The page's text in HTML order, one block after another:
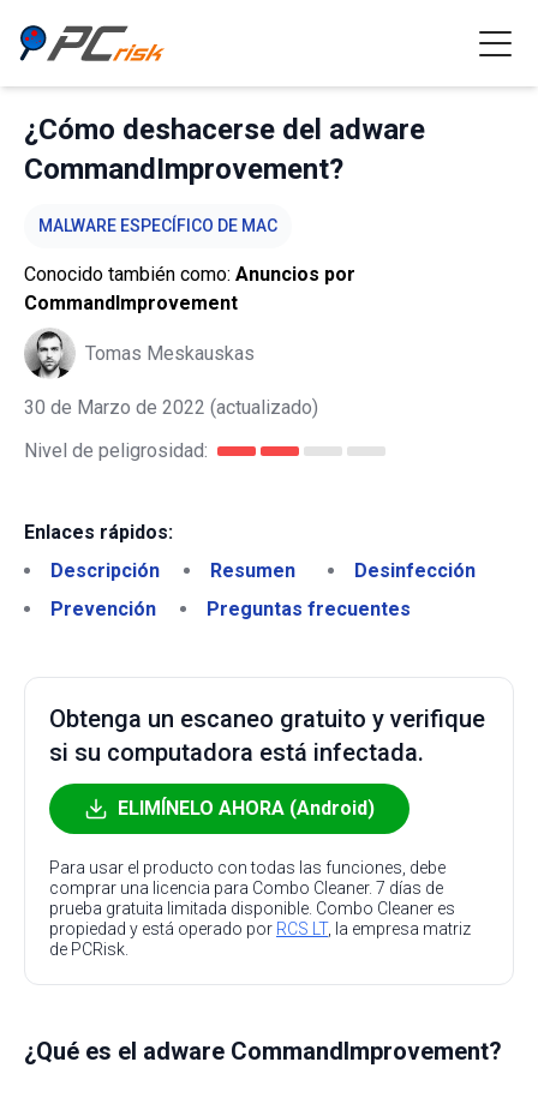
¿Cómo deshacerse del adware
CommandImprovement?
MALWARE ESPECÍFICO DE MAC
Conocido también como: Anuncios por
CommandImprovement
Tomas Meskauskas
30 de Marzo de 2022 (actualizado)
Nivel de peligrosidad:
Enlaces rápidos:
Descripción
Resumen
Desinfección
Prevención
Preguntas frecuentes
Obtenga un escaneo gratuito y verifique
si su computadora está infectada.
ELIMÍNELO AHORA (Android)
Para usar el producto con todas las funciones, debe
comprar una licencia para Combo Cleaner. 7 días de
prueba gratuita limitada disponible. Combo Cleaner es
propiedad y está operado por RCS LT, la empresa matriz
de PCRisk.
¿Qué es el adware CommandImprovement?